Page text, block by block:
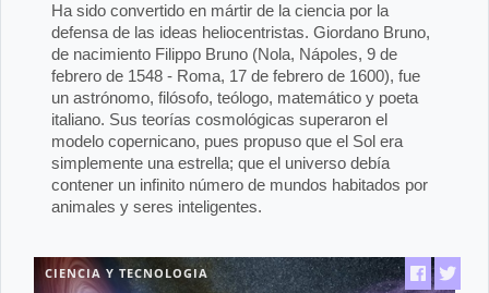
Ha sido convertido en mártir de la ciencia por la
defensa de las ideas heliocentristas. Giordano Bruno,
de nacimiento Filippo Bruno (Nola, Nápoles, 9 de
febrero de 1548 - Roma, 17 de febrero de 1600), fue
un astrónomo, filósofo, teólogo, matemático y poeta
italiano. Sus teorías cosmológicas superaron el
modelo copernicano, pues propuso que el Sol era
simplemente una estrella; que el universo debía
contener un infinito número de mundos habitados por
animales y seres inteligentes.
CIENCIA Y TECNOLOGIA